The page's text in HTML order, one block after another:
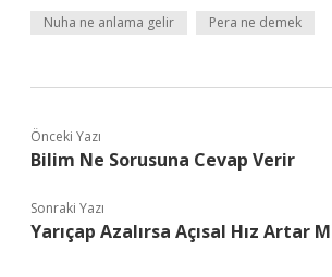
Nuha ne anlama gelir Pera ne demek
Önceki Yazı
Bilim Ne Sorusuna Cevap Verir
Sonraki Yazı
Yarıçap Azalırsa Açısal Hız Artar